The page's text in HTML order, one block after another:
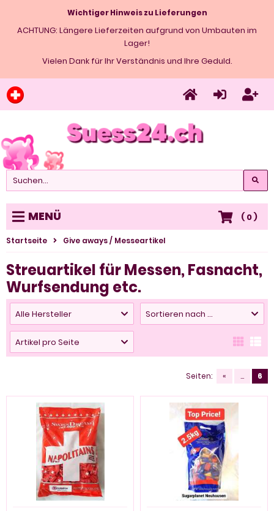
Wichtiger Hinweis zu Lieferungen
ACHTUNG: Längere Lieferzeiten aufgrund von Umbauten im
Lager!
Vielen Dank für Ihr Verständnis und Ihre Geduld.
MENÜ ( 0)
Startseite Give aways / Messeartikel
Streuartikel für Messen, Fasnacht,
Wurfsendung etc.
Alle Hersteller Sortieren nach ...
Artikel pro Seite
Seiten: « ... 6